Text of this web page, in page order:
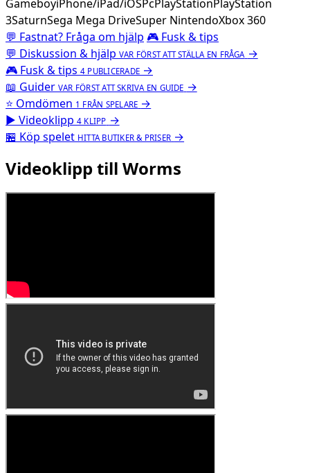
GameboyiPhone/iPad/iOSPcPlayStationPlayStation
3SaturnSega Mega DriveSuper NintendoXbox 360
💬 Fastnat? Fråga om hjälp 🎮 Fusk & tips
💬 Diskussion & hjälp VAR FÖRST ATT STÄLLA EN FRÅGA →
🎮 Fusk & tips 4 PUBLICERADE →
📖 Guider VAR FÖRST ATT SKRIVA EN GUIDE →
⭐ Omdömen 1 FRÅN SPELARE →
▶ Videoklipp 4 KLIPP →
🏪 Köp spelet HITTA BUTIKER & PRISER →
Videoklipp till Worms